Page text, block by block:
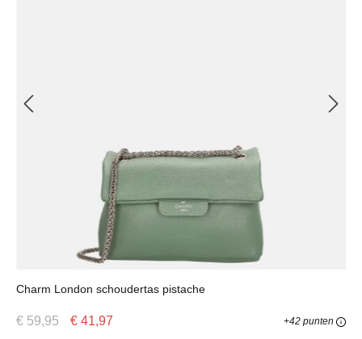
Charm London schoudertas pistache
€ 59,95 € 41,97 +42 punten